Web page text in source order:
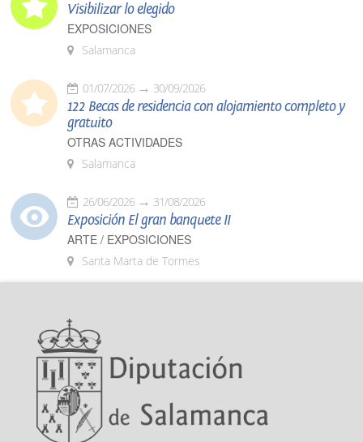
Visibilizar lo elegido
EXPOSICIONES
Salamanca
01/07/2026 30/09/2026
122 Becas de residencia con alojamiento completo y
gratuito
OTRAS ACTIVIDADES
Salamanca
26/06/2026 31/08/2026
Exposición El gran banquete II
ARTE / EXPOSICIONES
Santa Marta de Tormes